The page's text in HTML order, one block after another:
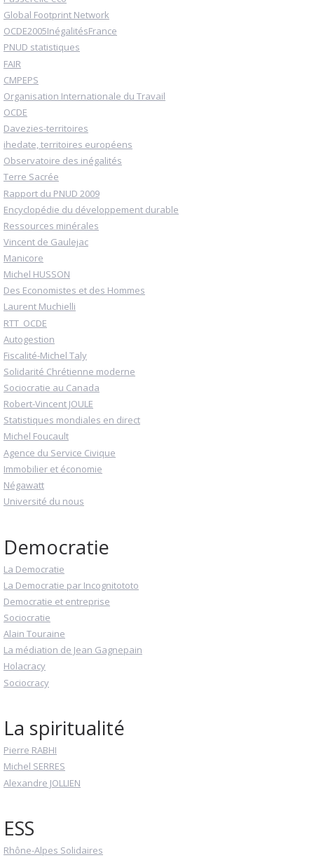
Global Footprint Network
OCDE2005InégalitésFrance
PNUD statistiques
FAIR
CMPEPS
Organisation Internationale du Travail
OCDE
Davezies-territoires
ihedate, territoires européens
Observatoire des inégalités
Terre Sacrée
Rapport du PNUD 2009
Encyclopédie du développement durable
Ressources minérales
Vincent de Gaulejac
Manicore
Michel HUSSON
Des Economistes et des Hommes
Laurent Muchielli
RTT_OCDE
Autogestion
Fiscalité-Michel Taly
Solidarité Chrétienne moderne
Sociocratie au Canada
Robert-Vincent JOULE
Statistiques mondiales en direct
Michel Foucault
Agence du Service Civique
Immobilier et économie
Négawatt
Université du nous
Democratie
La Democratie
La Democratie par Incognitototo
Democratie et entreprise
Sociocratie
Alain Touraine
La médiation de Jean Gagnepain
Holacracy
Sociocracy
La spiritualité
Pierre RABHI
Michel SERRES
Alexandre JOLLIEN
ESS
Rhône-Alpes Solidaires